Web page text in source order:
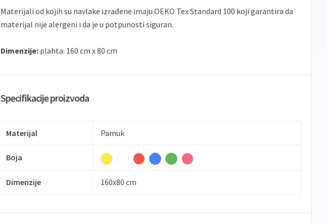
Materijali od kojih su navlake izrađene imaju OEKO Tex Standard 100 koji garantira da
materijal nije alergeni i da je u potpunosti siguran.
Dimenzije: plahta: 160 cm x 80 cm
Specifikacije proizvoda
Materijal Pamuk
Boja
Dimenzije 160x80 cm